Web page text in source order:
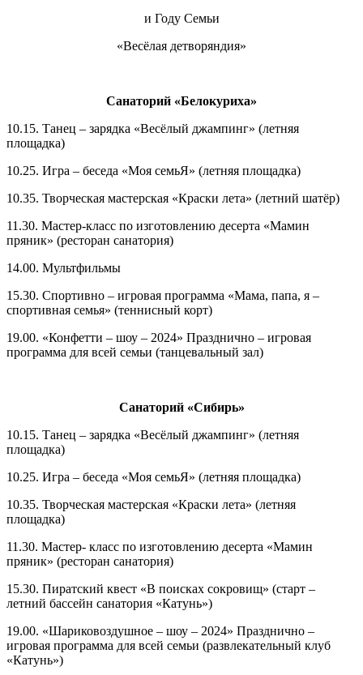
и Году Семьи
«Весёлая детворяндия»
Санаторий «Белокуриха»
10.15. Танец – зарядка «Весёлый джампинг» (летняя
площадка)
10.25. Игра – беседа «Моя семьЯ» (летняя площадка)
10.35. Творческая мастерская «Краски лета» (летний шатёр)
11.30. Мастер-класс по изготовлению десерта «Мамин
пряник» (ресторан санатория)
14.00. Мультфильмы
15.30. Спортивно – игровая программа «Мама, папа, я –
спортивная семья» (теннисный корт)
19.00. «Конфетти – шоу – 2024» Празднично – игровая
программа для всей семьи (танцевальный зал)
Санаторий «Сибирь»
10.15. Танец – зарядка «Весёлый джампинг» (летняя
площадка)
10.25. Игра – беседа «Моя семьЯ» (летняя площадка)
10.35. Творческая мастерская «Краски лета» (летняя
площадка)
11.30. Мастер- класс по изготовлению десерта «Мамин
пряник» (ресторан санатория)
15.30. Пиратский квест «В поисках сокровищ» (старт –
летний бассейн санатория «Катунь»)
19.00. «Шариковоздушное – шоу – 2024» Празднично –
игровая программа для всей семьи (развлекательный клуб
«Катунь»)